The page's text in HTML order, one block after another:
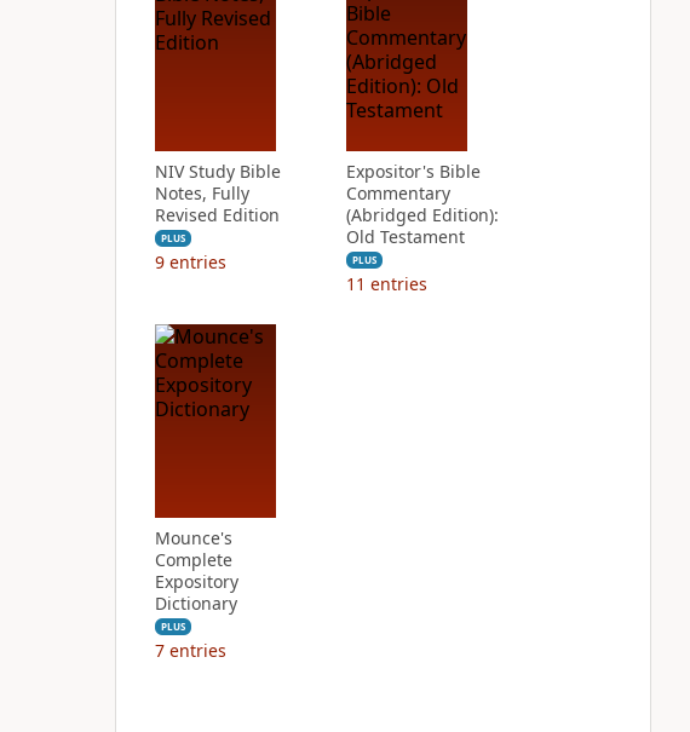
NIV Study Bible
Notes, Fully
Revised Edition
PLUS
9 entries
Expositor's Bible
Commentary
(Abridged Edition):
Old Testament
PLUS
11 entries
Mounce's
Complete
Expository
Dictionary
PLUS
7 entries